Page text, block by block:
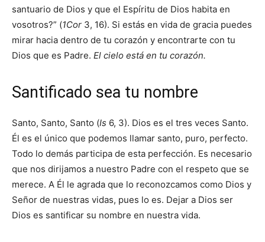
santuario de Dios y que el Espíritu de Dios habita en
vosotros?” (1Cor 3, 16). Si estás en vida de gracia puedes
mirar hacia dentro de tu corazón y encontrarte con tu
Dios que es Padre. El cielo está en tu corazón.
Santificado sea tu nombre
Santo, Santo, Santo (Is 6, 3). Dios es el tres veces Santo.
Él es el único que podemos llamar santo, puro, perfecto.
Todo lo demás participa de esta perfección. Es necesario
que nos dirijamos a nuestro Padre con el respeto que se
merece. A Él le agrada que lo reconozcamos como Dios y
Señor de nuestras vidas, pues lo es. Dejar a Dios ser
Dios es santificar su nombre en nuestra vida.